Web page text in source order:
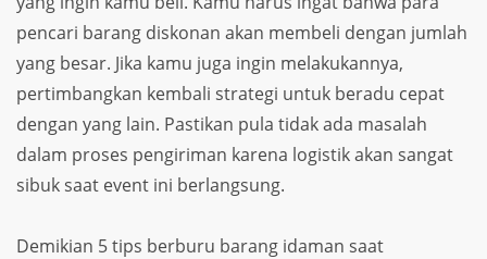
pencari barang diskonan akan membeli dengan jumlah
yang besar. Jika kamu juga ingin melakukannya,
pertimbangkan kembali strategi untuk beradu cepat
dengan yang lain. Pastikan pula tidak ada masalah
dalam proses pengiriman karena logistik akan sangat
sibuk saat event ini berlangsung.
Demikian 5 tips berburu barang idaman saat